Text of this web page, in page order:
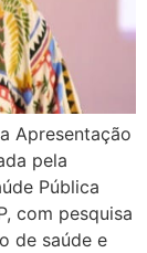
Apresentação
pela
Pública
com pesquisa
de saúde e